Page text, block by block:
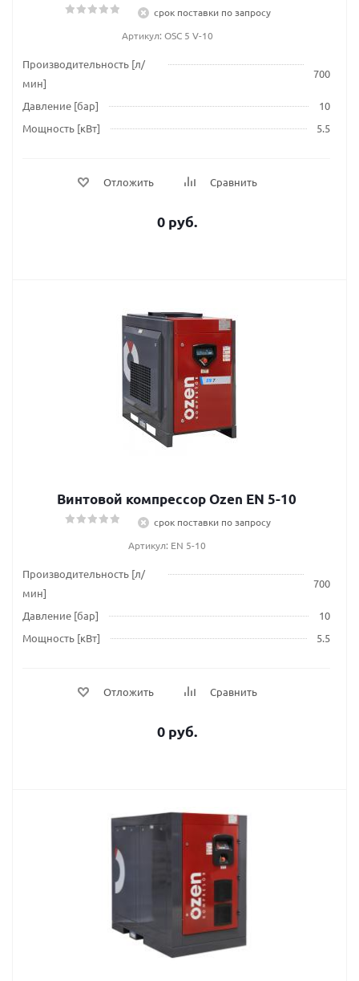
срок поставки по запросу
Артикул: OSC 5 V-10
Производительность [л/
мин]
700
Давление [бар]
10
Мощность [кВт]
5.5
Отложить Сравнить
0 руб.
Винтовой компрессор Ozen EN 5-10
срок поставки по запросу
Артикул: EN 5-10
Производительность [л/
мин]
700
Давление [бар]
10
Мощность [кВт]
5.5
Отложить Сравнить
0 руб.